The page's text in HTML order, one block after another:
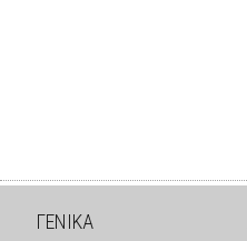
ΓΕΝΙΚΑ